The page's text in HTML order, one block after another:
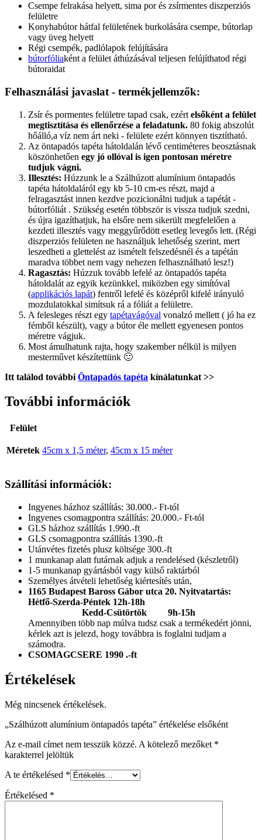
Csempe felrakása helyett, sima por és zsírmentes diszperziós
felületre
Konyhabútor hátfal felületének burkolására csempe, bútorlap
vagy üveg helyett
Régi csempék, padlólapok felújítására
bútorfóliaként a felület áthúzásával teljesen felújíthatod régi
bútoraidat
Felhasználási javaslat - termékjellemzők:
Zsír és pormentes felületre tapad csak, ezért elsőként a felület
megtisztítása és ellenőrzése a feladatunk. 80 fokig abszolút
hőálló,a víz nem árt neki - felülete ezért könnyen tisztítható.
Az öntapadós tapéta hátoldalán lévő centiméteres beosztásnak
köszönhetően egy jó ollóval is igen pontosan méretre
tudjuk vágni.
Illesztés: Húzzunk le a Szálhúzott alumínium öntapadós
tapéta hátoldaláról egy kb 5-10 cm-es részt, majd a
felragasztást innen kezdve pozicionálni tudjuk a tapétát -
bútorfóliát . Szükség esetén többször is vissza tudjuk szedni,
és újra igazíthatjuk, ha elsőre nem sikerült megfelelően a
kezdeti illesztés vagy meggyűrődött esetleg levegős lett. (Régi
diszperziós felületen ne használjuk lehetőség szerint, mert
leszedheti a glettelést az ismételt felszedésnél és a tapétán
maradva többet nem vagy nehezen felhasználható lesz!)
Ragasztás: Húzzuk tovább lefelé az öntapadós tapéta
hátoldalát az egyik kezünkkel, miközben egy simítóval
(applikációs lapát) fentről lefelé és középről kifelé irányuló
mozdulatokkal simítsuk rá a fóliát a felületre.
A felesleges részt egy tapétavágóval vonalzó mellett ( jó ha ez
fémből készült), vagy a bútor éle mellett egyenesen pontos
méretre vágjuk.
Most ámulhatunk rajta, hogy szakember nélkül is milyen
mesterművet készítettünk 🙂
Itt találod további Öntapadós tapéta kínálatunkat >>
További információk
Felület
Méretek 45cm x 1,5 méter, 45cm x 15 méter
Szállítási információk:
Ingyenes házhoz szállítás: 30.000.- Ft-tól
Ingyenes csomagpontra szállítás: 20.000.- Ft-tól
GLS házhoz szállítás 1.990.-ft
GLS csomagpontra szállítás 1390.-ft
Utánvétes fizetés plusz költsége 300.-ft
1 munkanap alatt futárnak adjuk a rendelésed (készletről)
1-5 munkanap gyártásból vagy külső raktárból
Személyes átvételi lehetőség kiértesítés után,
1165 Budapest Baross Gábor utca 20. Nyitvatartás:
Hétfő-Szerda-Péntek 12h-18h
Kedd-Csütörtök 9h-15h
Amennyiben több nap múlva tudsz csak a termékedért jönni,
kérlek azt is jelezd, hogy továbbra is foglalni tudjam a
számodra.
CSOMAGCSERE 1990 .-ft
Értékelések
Még nincsenek értékelések.
„Szálhúzott alumínium öntapadós tapéta” értékelése elsőként
Az e-mail címet nem tesszük közzé. A kötelező mezőket *
karakterrel jelöltük
A te értékelésed *
Értékelésed *